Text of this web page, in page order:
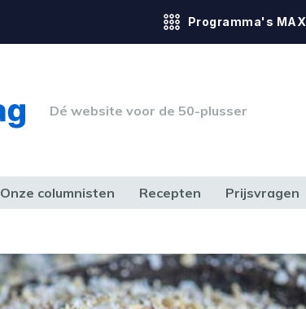
Programma's MAX
Dé website voor de 50-plusser
Onze columnisten Recepten Prijsvragen